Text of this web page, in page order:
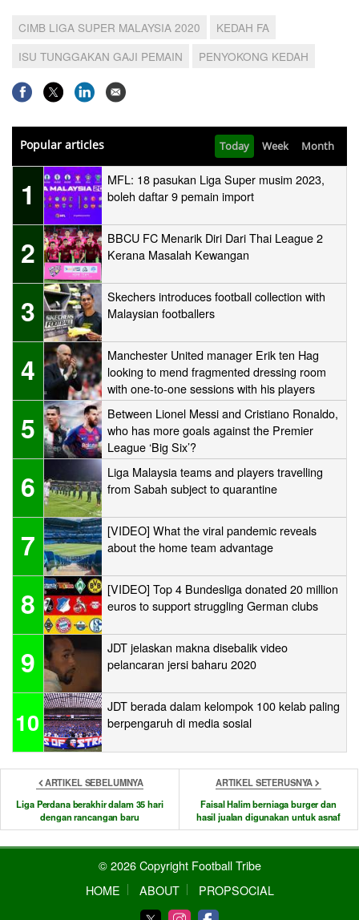
CIMB LIGA SUPER MALAYSIA 2020
KEDAH FA
ISU TUNGGAKAN GAJI PEMAIN
PENYOKONG KEDAH
Popular articles Today Week Month
1
MFL: 18 pasukan Liga Super musim 2023,
boleh daftar 9 pemain import
2
BBCU FC Menarik Diri Dari Thai League 2
Kerana Masalah Kewangan
3
Skechers introduces football collection with
Malaysian footballers
4
Manchester United manager Erik ten Hag
looking to mend fragmented dressing room
with one-to-one sessions with his players
5
Between Lionel Messi and Cristiano Ronaldo,
who has more goals against the Premier
League ‘Big Six’?
6
Liga Malaysia teams and players travelling
from Sabah subject to quarantine
7
[VIDEO] What the viral pandemic reveals
about the home team advantage
8
[VIDEO] Top 4 Bundesliga donated 20 million
euros to support struggling German clubs
9
JDT jelaskan makna disebalik video
pelancaran jersi baharu 2020
10
JDT berada dalam kelompok 100 kelab paling
berpengaruh di media sosial
ARTIKEL SEBELUMNYA
Liga Perdana berakhir dalam 35 hari
dengan rancangan baru
ARTIKEL SETERUSNYA
Faisal Halim berniaga burger dan
hasil jualan digunakan untuk asnaf
© 2026 Copyright Football Tribe
HOME
ABOUT PROPSOCIAL